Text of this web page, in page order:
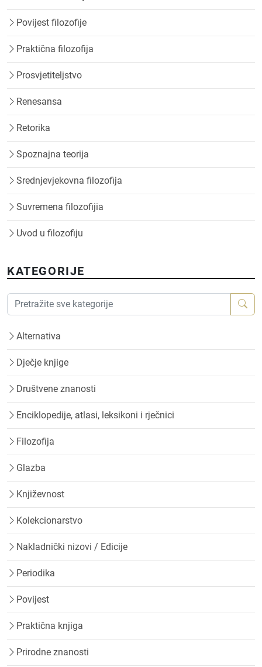
Povijest filozofije
Praktična filozofija
Prosvjetiteljstvo
Renesansa
Retorika
Spoznajna teorija
Srednjevjekovna filozofija
Suvremena filozofijia
Uvod u filozofiju
KATEGORIJE
Alternativa
Dječje knjige
Društvene znanosti
Enciklopedije, atlasi, leksikoni i rječnici
Filozofija
Glazba
Književnost
Kolekcionarstvo
Nakladnički nizovi / Edicije
Periodika
Povijest
Praktična knjiga
Prirodne znanosti